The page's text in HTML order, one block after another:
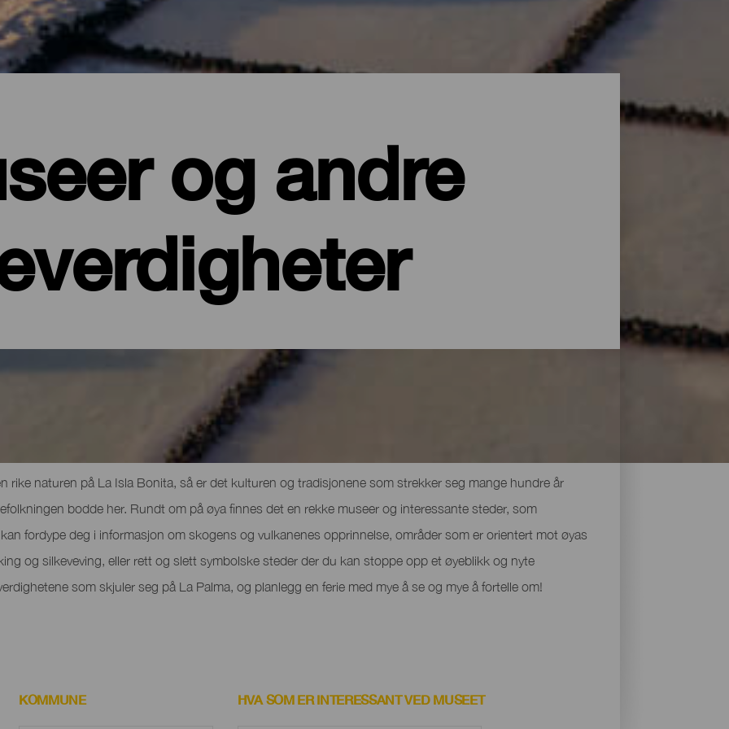
og andre
på La Palma
rike naturen på La Isla Bonita, så er det kulturen og tradisjonene som strekker seg mange hundre år
bodde her. Rundt om på øya finnes det en rekke museer og interessante steder, som
fordype deg i informasjon om skogens og vulkanenes opprinnelse, områder som er orientert mot øyas
og silkeveving, eller rett og slett symbolske steder der du kan stoppe opp et øyeblikk og nyte
som skjuler seg på La Palma, og planlegg en ferie med mye å se og mye å fortelle om!
KOMMUNE HVA SOM ER INTERESSANT VED MUSEET